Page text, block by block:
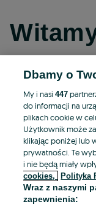
Dbamy o
My i nasi447
do informacji na
plikach cookie w
Użytkownik może
klikając poniżej lub
prywatności. Te
i nie będą miały
cookies,
Polityka
Wraz z naszymi
zapewnienia: